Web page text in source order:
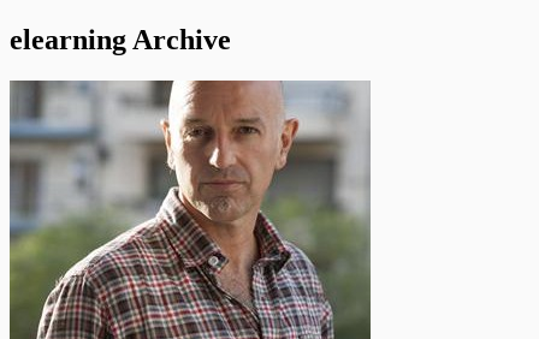
elearning Archive